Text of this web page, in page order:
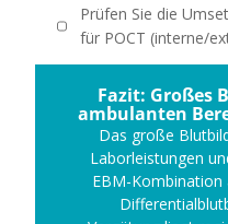
Prüfen Sie die
für POCT (interne/
Fazit: Großes
ambulanten
Das große
Laborleistungen
EBM-Kombination